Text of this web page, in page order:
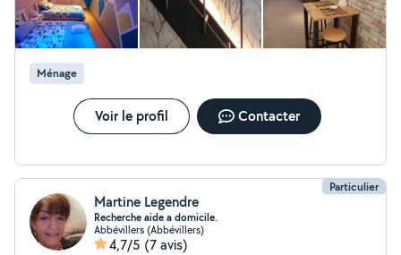
Ménage
Voir le profil Contacter
Particulier
Martine Legendre
Recherche aide a domicile.
Abbévillers (Abbévillers)
4,7/5 (7 avis)